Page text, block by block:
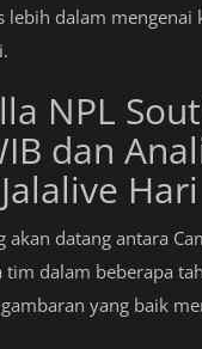
dalam
NPL
dan
datang antara
dalam beberapa
yang baik